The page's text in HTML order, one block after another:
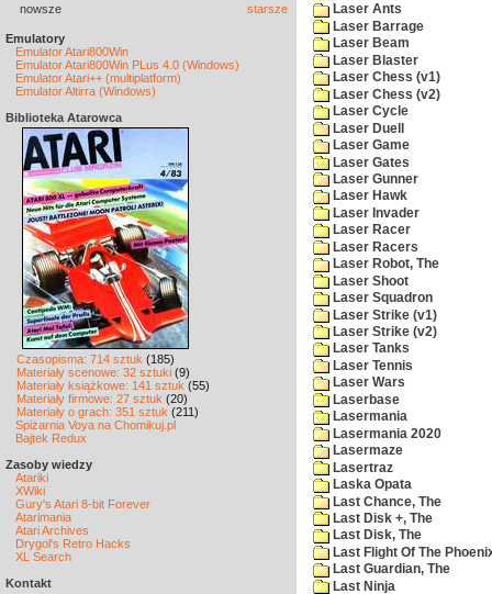
nowsze starsze
Emulatory
Emulator Atari800Win
Emulator Atari800Win PLus 4.0 (Windows)
Emulator Atari++ (multiplatform)
Emulator Altirra (Windows)
Biblioteka Atarowca
Czasopisma: 714 sztuk (185)
Materiały scenowe: 32 sztuki (9)
Materiały książkowe: 141 sztuk (55)
Materiały firmowe: 27 sztuk (20)
Materiały o grach: 351 sztuk (211)
Spiżarnia Voya na Chomikuj.pl
Bajtek Redux
Zasoby wiedzy
Atariki
XWiki
Gury's Atari 8-bit Forever
Atarimania
Atari Archives
Drygol's Retro Hacks
XL Search
Kontakt
Laser Ants
Laser Barrage
Laser Beam
Laser Blaster
Laser Chess (v1)
Laser Chess (v2)
Laser Cycle
Laser Duell
Laser Game
Laser Gates
Laser Gunner
Laser Hawk
Laser Invader
Laser Racer
Laser Racers
Laser Robot, The
Laser Shoot
Laser Squadron
Laser Strike (v1)
Laser Strike (v2)
Laser Tanks
Laser Tennis
Laser Wars
Laserbase
Lasermania
Lasermania 2020
Lasermaze
Lasertraz
Laska Opata
Last Chance, The
Last Disk +, The
Last Disk, The
Last Flight Of The
Last Guardian, The
Last Ninja